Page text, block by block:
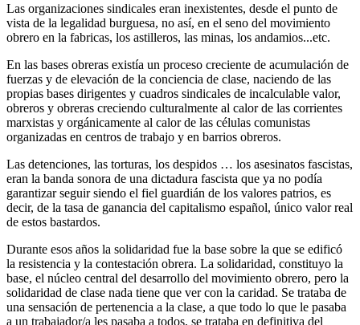
Las organizaciones sindicales eran inexistentes, desde el punto de
vista de la legalidad burguesa, no así, en el seno del movimiento
obrero en la fabricas, los astilleros, las minas, los andamios...etc.
En las bases obreras existía un proceso creciente de acumulación de
fuerzas y de elevación de la conciencia de clase, naciendo de las
propias bases dirigentes y cuadros sindicales de incalculable valor,
obreros y obreras creciendo culturalmente al calor de las corrientes
marxistas y orgánicamente al calor de las células comunistas
organizadas en centros de trabajo y en barrios obreros.
Las detenciones, las torturas, los despidos … los asesinatos fascistas,
eran la banda sonora de una dictadura fascista que ya no podía
garantizar seguir siendo el fiel guardián de los valores patrios, es
decir, de la tasa de ganancia del capitalismo español, único valor real
de estos bastardos.
Durante esos años la solidaridad fue la base sobre la que se edificó
la resistencia y la contestación obrera. La solidaridad, constituyo la
base, el núcleo central del desarrollo del movimiento obrero, pero la
solidaridad de clase nada tiene que ver con la caridad. Se trataba de
una sensación de pertenencia a la clase, a que todo lo que le pasaba
a un trabajador/a les pasaba a todos, se trataba en definitiva del